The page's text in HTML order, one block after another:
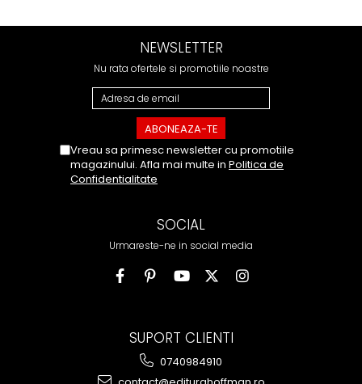
NEWSLETTER
Nu rata ofertele si promotiile noastre
Vreau sa primesc newsletter cu promotiile
magazinului. Afla mai multe in Politica de
Confidentialitate
SOCIAL
Urmareste-ne in social media
SUPORT CLIENTI
0740984910